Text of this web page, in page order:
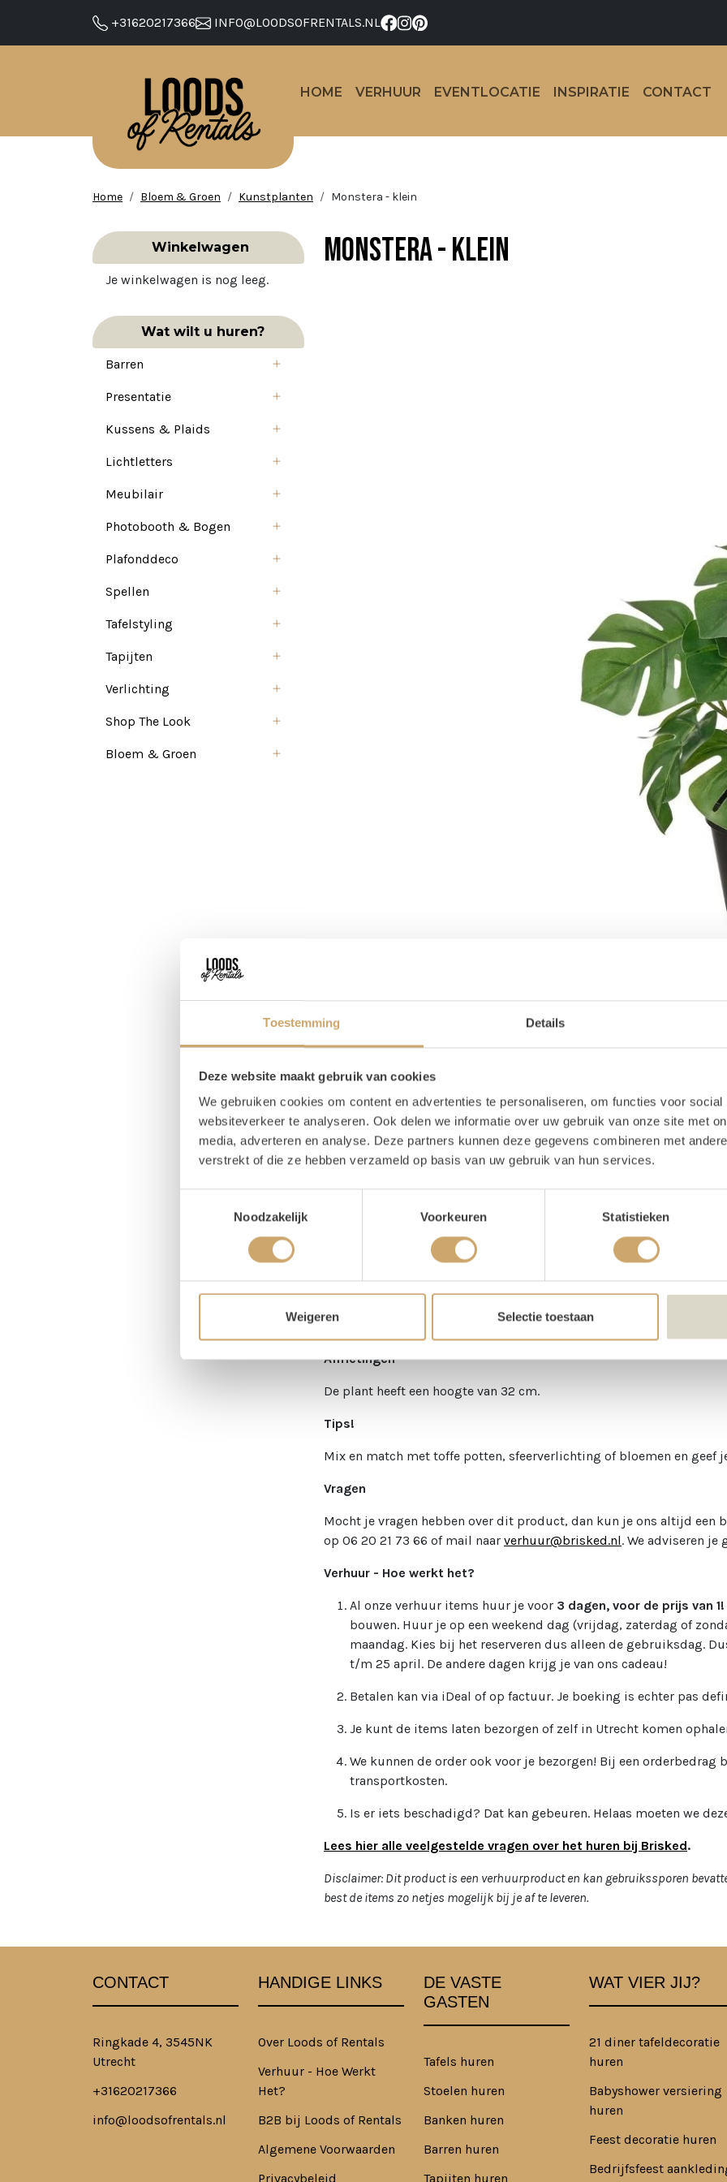
Toestemming Details
Deze website maakt gebruik van cookies
We gebruiken cookies om content en advertenties te personaliseren, om functies voor
websiteverkeer te analyseren. Ook delen we informatie over uw gebruik van onze site met
media, adverteren en analyse. Deze partners kunnen deze gegevens combineren met
verstrekt of die ze hebben verzameld op basis van uw gebruik van hun services.
Noodzakelijk
Voorkeuren Statistieken
Weigeren Selectie toestaan
+31620217366 INFO@LOODSOFRENTALS.NL
HOME VERHUUR EVENTLOCATIE INSPIRATIE CONTACT
Home Bloem & Groen Kunstplanten Monstera - klein
Winkelwagen
Je winkelwagen is nog leeg.
Wat wilt u huren?
Barren
Presentatie
Kussens & Plaids
Lichtletters
Meubilair
Photobooth & Bogen
Plafonddeco
Spellen
Tafelstyling
Tapijten
Verlichting
Shop The Look
Bloem & Groen
Monstera - klein
Magazijn voorraad
Hoogte
180 cm
Monstera - klein huren
bij.
Afmetingen
De plant heeft een hoogte van 32 cm.
Tips!
Mix en match met toffe potten, sfeerverlichting of bloemen en geef
Vragen
Mocht je vragen hebben over dit product, dan kun je ons altijd een
op 06 20 21 73 66 of mail naar verhuur@brisked.nl. We adviseren je
Verhuur - Hoe werkt het?
Al onze verhuur items huur je voor 3 dagen, voor de prijs van 1!
bouwen. Huur je op een weekend dag (vrijdag, zaterdag of
maandag. Kies bij het reserveren dus alleen de gebruiksdag.
t/m 25 april. De andere dagen krijg je van ons cadeau!
Betalen kan via iDeal of op factuur. Je boeking is echter pas
Je kunt de items laten bezorgen of zelf in Utrecht komen
We kunnen de order ook voor je bezorgen! Bij een
transportkosten.
Is er iets beschadigd? Dat kan gebeuren. Helaas moeten we
Lees hier alle veelgestelde vragen over het huren bij Brisked.
Disclaimer: Dit product is een verhuurproduct en kan gebruikssporen
best de items zo netjes mogelijk bij je af te leveren.
CONTACT
Ringkade 4, 3545NK
Utrecht
+31620217366
info@loodsofrentals.nl
HANDIGE LINKS
Over Loods of Rentals
Verhuur - Hoe Werkt
Het?
B2B bij Loods of Rentals
Algemene Voorwaarden
Privacybeleid
DE VASTE
GASTEN
Tafels huren
Stoelen huren
Banken huren
Barren huren
Tapijten huren
WAT VIER JIJ?
21 diner tafeldecoratie
huren
Babyshower versiering
huren
Feest decoratie huren
Bedrijfsfeest